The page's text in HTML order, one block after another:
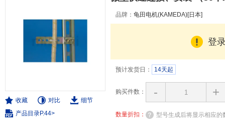
收藏 对比
细节
产品目录P.44>
品牌： 龟田电机(KAMEDA)[日本]
登
预计发货日： 14天起
购买件数： - +
数量折扣： 型号生成后将显示相应的